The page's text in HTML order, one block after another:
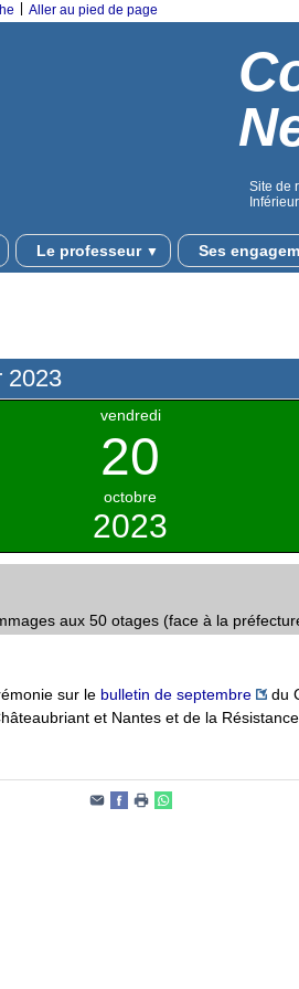
Aller au pied de page
Site de
Le professeur ▼ Ses
2023
vendredi
20
octobre
2023
aux 50 otages (face à la
sur le bulletin de septembre
du
et Nantes et de la